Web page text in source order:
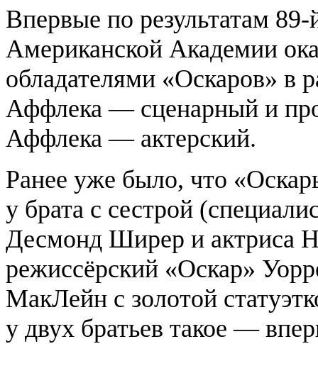
Впервые по результатам
Американской Академии
обладателями «Оскаров» в
Аффлека — сценарный и
Аффлека — актерский.
Ранее уже было, что
у брата с сестрой
Десмонд Ширер и актриса
режиссёрский «Оскар»
МакЛейн с золотой
у двух братьев такое —